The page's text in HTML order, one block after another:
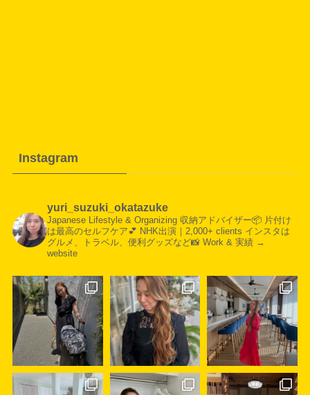
Instagram
yuri_suzuki_okatazuke
Japanese Lifestyle & Organizing収納アドバイザー📦片付け
は最高のセルフケア💕 NHK出演｜2,000+ clients インスタは
グルメ、トラベル、便利グッズなど📸Work & 実績 →
website